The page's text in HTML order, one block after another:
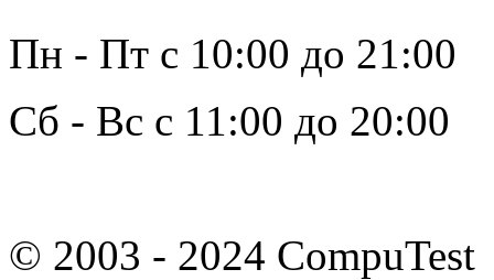
Пн - Пт с 10:00 до 21:00
Сб - Вс с 11:00 до 20:00
© 2003 - 2024 CompuTest